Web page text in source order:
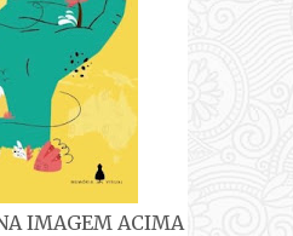
IMAGEM ACIMA